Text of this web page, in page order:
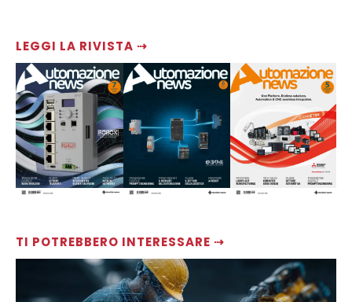
LEGGI LA RIVISTA ⇢
TI POTREBBERO INTERESSARE ⇢